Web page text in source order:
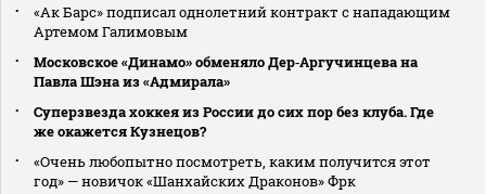
«Ак Барс» подписал однолетний контракт с нападающим
Артемом Галимовым
Московское «Динамо» обменяло Дер‑Аргучинцева на
Павла Шэна из «Адмирала»
Суперзвезда хоккея из России до сих пор без клуба. Где
же окажется Кузнецов?
«Очень любопытно посмотреть, каким получится этот
год» — новичок «Шанхайских Драконов» Фрк